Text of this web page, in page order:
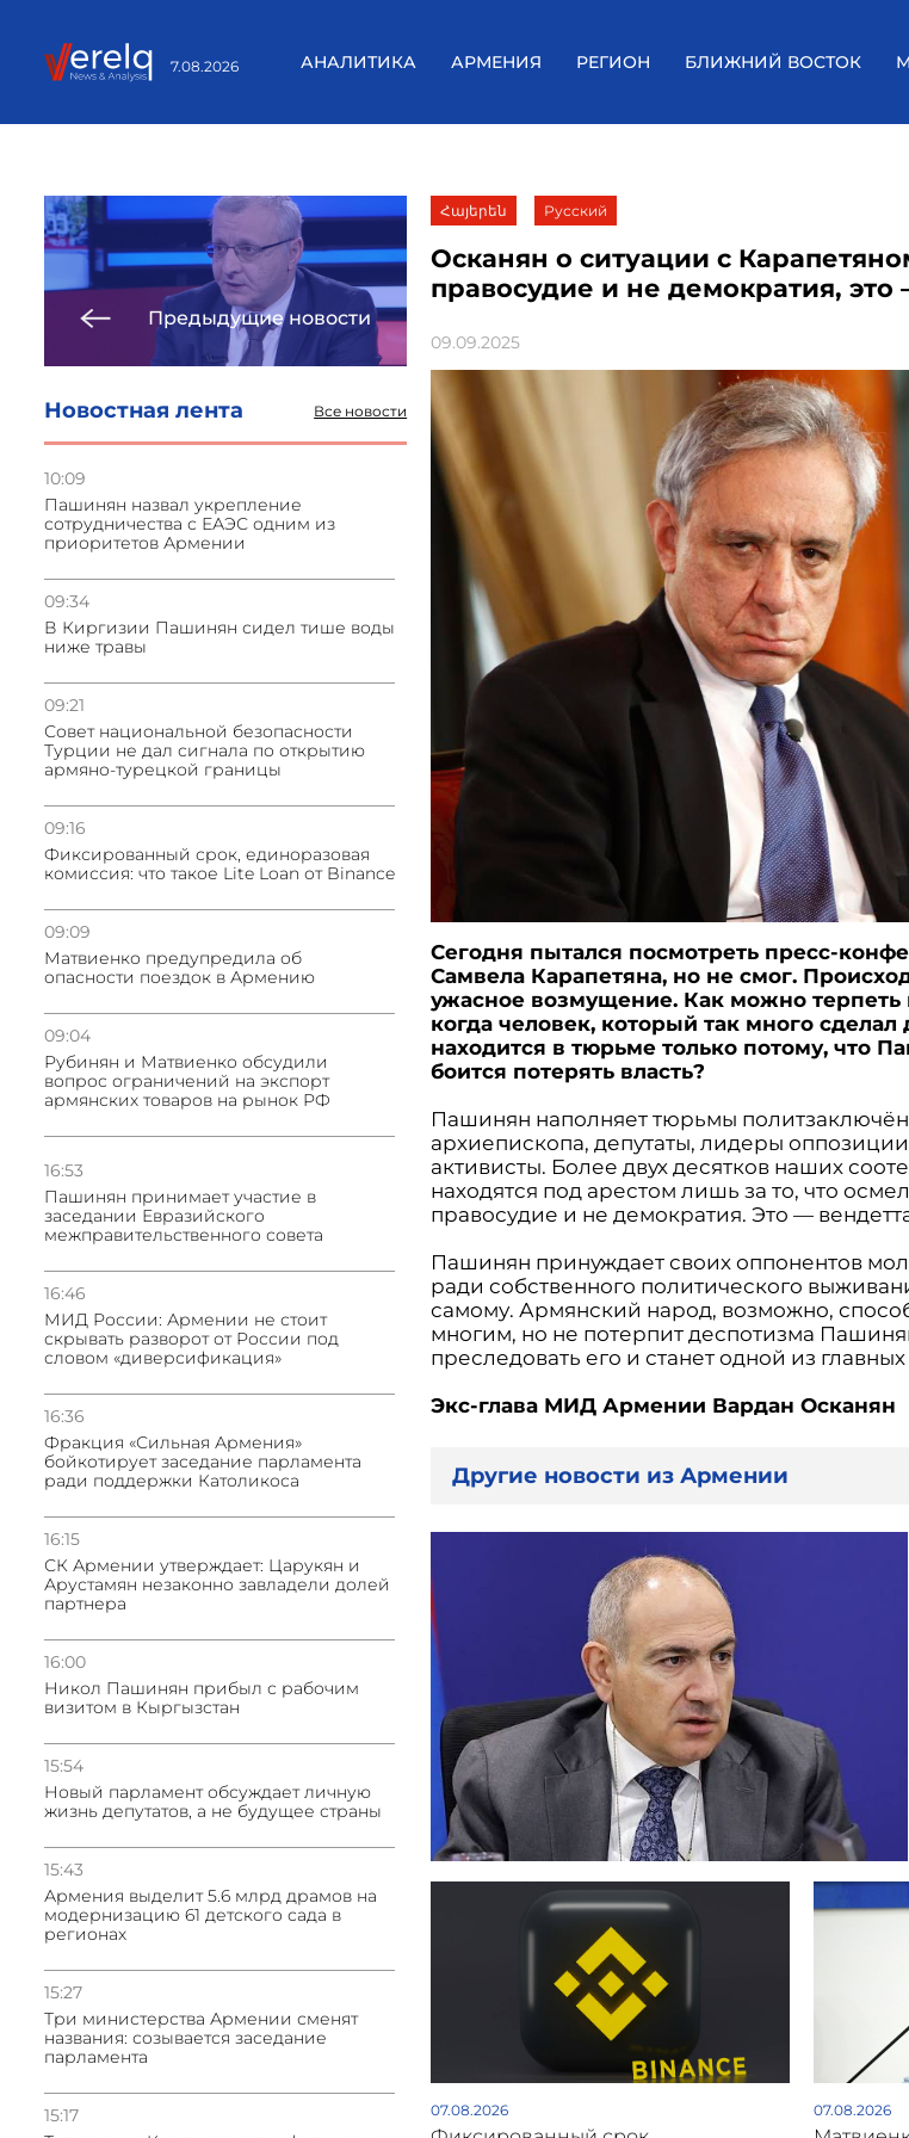
7.08.2026 АНАЛИТИКА АРМЕНИЯ РЕГИОН БЛИЖНИЙ ВОСТОК
Предыдущие новости
Новостная лента Все новости
10:09
Пашинян назвал укрепление
сотрудничества с ЕАЭС одним из
приоритетов Армении
09:34
В Киргизии Пашинян сидел тише воды
ниже травы
09:21
Совет национальной безопасности
Турции не дал сигнала по открытию
армяно-турецкой границы
09:16
Фиксированный срок, единоразовая
комиссия: что такое Lite Loan от Binance
09:09
Матвиенко предупредила об
опасности поездок в Армению
09:04
Рубинян и Матвиенко обсудили
вопрос ограничений на экспорт
армянских товаров на рынок РФ
16:53
Пашинян принимает участие в
заседании Евразийского
межправительственного совета
16:46
МИД России: Армении не стоит
скрывать разворот от России под
словом «диверсификация»
16:36
Фракция «Сильная Армения»
бойкотирует заседание парламента
ради поддержки Католикоса
16:15
СК Армении утверждает: Царукян и
Арустамян незаконно завладели долей
партнера
16:00
Никол Пашинян прибыл с рабочим
визитом в Кыргызстан
15:54
Новый парламент обсуждает личную
жизнь депутатов, а не будущее страны
15:43
Армения выделит 5.6 млрд драмов на
модернизацию 61 детского сада в
регионах
15:27
Три министерства Армении сменят
названия: созывается заседание
парламента
15:17
Հայերեն Русский
Осканян о ситуации с
правосудие и не демократия, это
09.09.2025
Сегодня пытался посмотреть пресс-
Самвела Карапетяна, но не смог.
ужасное возмущение. Как можно терпеть
когда человек, который так много
находится в тюрьме только потому, что
боится потерять власть?
Пашинян наполняет тюрьмы
архиепископа, депутаты, лидеры
активисты. Более двух десятков наших
находятся под арестом лишь за то, что
правосудие и не демократия. Это —
Пашинян принуждает своих оппонентов
ради собственного политического
самому. Армянский народ, возможно,
многим, но не потерпит деспотизма
преследовать его и станет одной из
Экс-глава МИД Армении Вардан Осканян
Другие новости из Армении
07.08.2026 07.08.2026